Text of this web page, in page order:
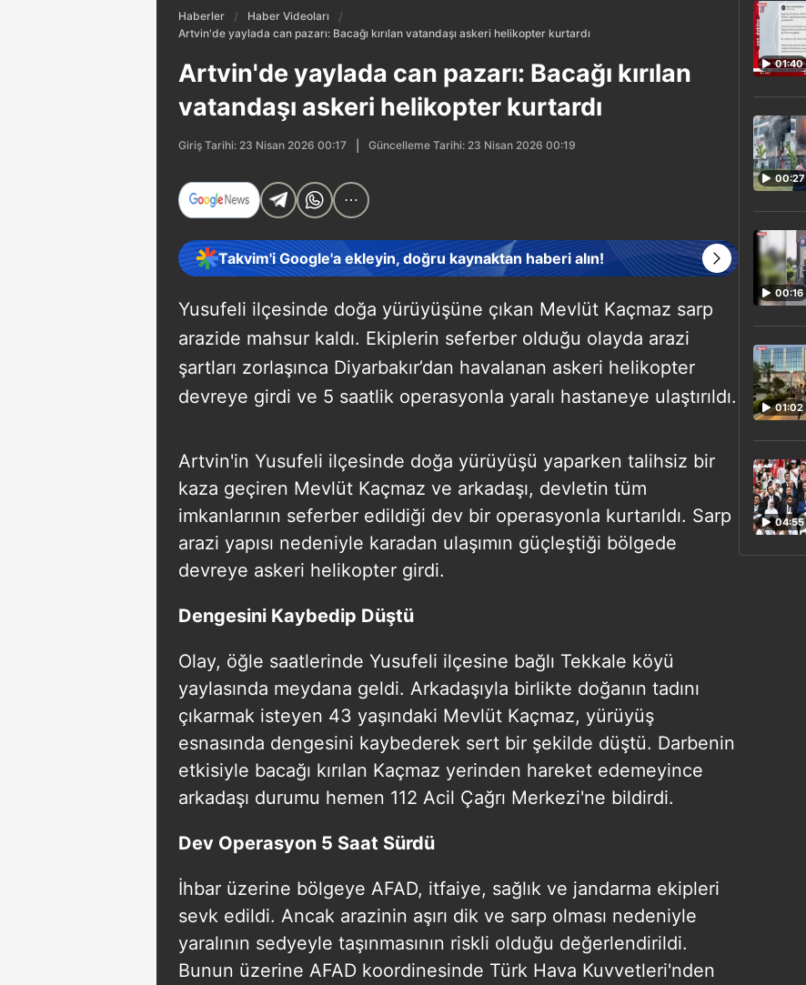
Haberler
Haber Videoları
Artvin'de yaylada can pazarı: Bacağı kırılan vatandaşı askeri helikopter kurtardı
Artvin'de yaylada can pazarı: Bacağı kırılan
vatandaşı askeri helikopter kurtardı
Giriş Tarihi: 23 Nisan 2026 00:17 Güncelleme Tarihi: 23 Nisan 2026 00:19
Takvim'i Google'a ekleyin, doğru kaynaktan haberi alın!
Yusufeli ilçesinde doğa yürüyüşüne çıkan Mevlüt Kaçmaz sarp
arazide mahsur kaldı. Ekiplerin seferber olduğu olayda arazi
şartları zorlaşınca Diyarbakır’dan havalanan askeri helikopter
devreye girdi ve 5 saatlik operasyonla yaralı hastaneye ulaştırıldı.
Artvin'in Yusufeli ilçesinde doğa yürüyüşü yaparken talihsiz bir
kaza geçiren Mevlüt Kaçmaz ve arkadaşı, devletin tüm
imkanlarının seferber edildiği dev bir operasyonla kurtarıldı. Sarp
arazi yapısı nedeniyle karadan ulaşımın güçleştiği bölgede
devreye askeri helikopter girdi.
Dengesini Kaybedip Düştü
Olay, öğle saatlerinde Yusufeli ilçesine bağlı Tekkale köyü
yaylasında meydana geldi. Arkadaşıyla birlikte doğanın tadını
çıkarmak isteyen 43 yaşındaki Mevlüt Kaçmaz, yürüyüş
esnasında dengesini kaybederek sert bir şekilde düştü. Darbenin
etkisiyle bacağı kırılan Kaçmaz yerinden hareket edemeyince
arkadaşı durumu hemen 112 Acil Çağrı Merkezi'ne bildirdi.
Dev Operasyon 5 Saat Sürdü
İhbar üzerine bölgeye AFAD, itfaiye, sağlık ve jandarma ekipleri
sevk edildi. Ancak arazinin aşırı dik ve sarp olması nedeniyle
yaralının sedyeyle taşınmasının riskli olduğu değerlendirildi.
Bunun üzerine AFAD koordinesinde Türk Hava Kuvvetleri'nden
01:40
00:27
00:16
01:02
04:55